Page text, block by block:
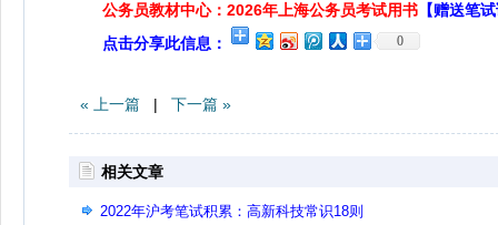
公务员教材中心：2026年上海公务员考试用书 【赠送笔
点击分享此信息：
0
« 上一篇 | 下一篇 »
相关文章
2022年沪考笔试积累：高新科技常识18则